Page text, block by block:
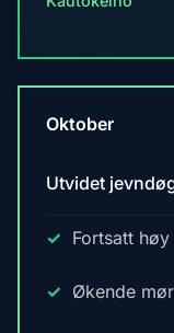
Oktober
Utvidet
Fortsatt
Økende